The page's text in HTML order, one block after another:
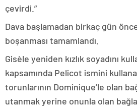
çevirdi.”
Dava başlamadan birkaç gün
boşanması tamamlandı.
Gisèle yeniden kızlık soyadını
kapsamında Pelicot ismini
torunlarının Dominique’le olan
utanmak yerine onunla olan